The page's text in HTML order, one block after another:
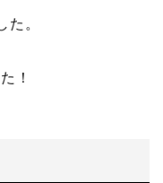
た。
！